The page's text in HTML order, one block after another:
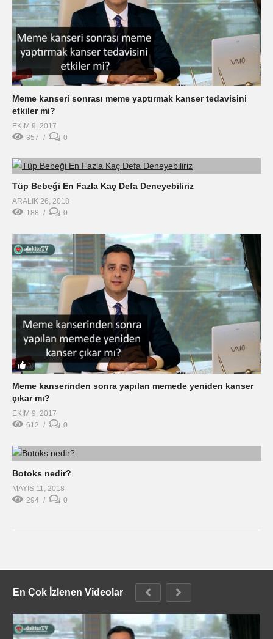
Meme kanseri sonrası meme yaptırmak kanser tedavisini
etkiler mi?
EKIM 9, 2017
357
0
Tüp Bebeği En Fazla Kaç Defa Deneyebiliriz
ARALIK 26, 2018
188
0
1
Meme kanserinden sonra yapılan memede yeniden kanser
çıkar mı?
EKIM 9, 2017
612
0
Botoks nedir?
MAYIS 11, 2018
294
0
En Çok İzlenen Videolar